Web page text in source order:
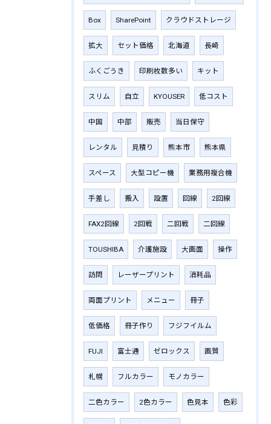
Box SharePoint クラウドストレージ
拡大 セット価格 北海道 長崎
ふくごうき 印刷枚数多い キット
スリム 自立 KYOUSER 低コスト
中国 中部 販売 当日保守
レンタル 見積り 熊本市 熊本県
スペース 大型コピー機 業務用複合機
手差し 搬入 設置 回線 2回線
FAX2回線 2回戦 二回戦 二回線
TOUSHIBA 介護施設 大画面 操作
訪問 レーザープリント 消耗品
両面プリント メニュー 冊子
低価格 冊子作り フジフイルム
FUJI 富士通 ゼロックス 画質
札幌 フルカラー モノカラー
二色カラー 2色カラー 色見本 色彩